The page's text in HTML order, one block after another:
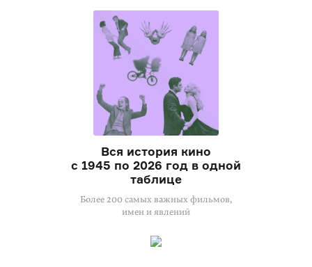
Вся история кино
с 1945 по 2026 год в одной
таблице
Более 200 самых важных фильмов,
имен и явлений